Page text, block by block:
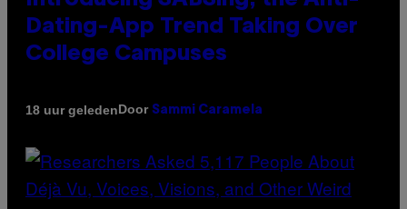
Dating-App Trend Taking Over
College Campuses
18 uur geledenDoor Sammi Caramela